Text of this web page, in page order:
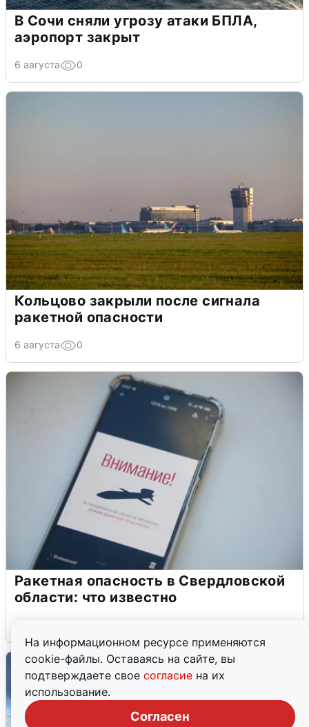
На информационном ресурсе применяются
cookie-файлы. Оставаясь на сайте, вы
подтверждаете свое согласие на их
использование.
Согласен
В Сочи сняли угрозу атаки БПЛА,
аэропорт закрыт
6 августа 0
Кольцово закрыли после сигнала
ракетной опасности
6 августа 0
Ракетная опасность в Свердловской
области: что известно